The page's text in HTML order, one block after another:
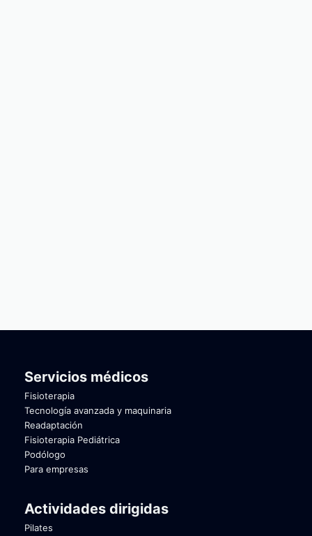
Servicios médicos
Fisioterapia
Tecnología avanzada y maquinaria
Readaptación
Fisioterapia Pediátrica
Podólogo
Para empresas
Actividades dirigidas
Pilates